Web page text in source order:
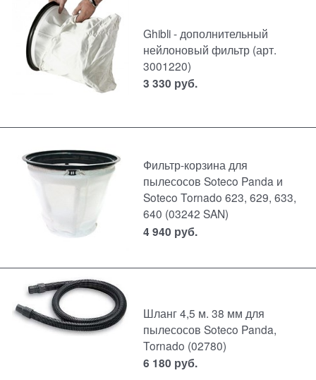
Ghibli - дополнительный
нейлоновый фильтр (арт.
3001220)
3 330 руб.
Фильтр-корзина для
пылесосов Soteco Panda и
Soteco Tornado 623, 629, 633,
640 (03242 SAN)
4 940 руб.
Шланг 4,5 м. 38 мм для
пылесосов Soteco Panda,
Tornado (02780)
6 180 руб.